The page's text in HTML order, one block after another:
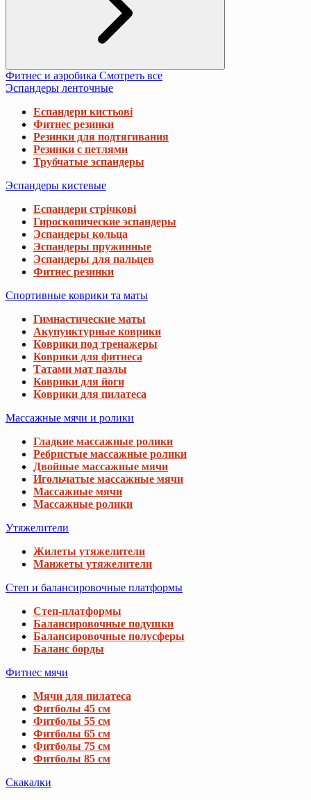
Фитнес и аэробика Смотреть все
Эспандеры ленточные
Еспандери кистьові
Фитнес резинки
Резинки для подтягивания
Резинки с петлями
Трубчатые эспандеры
Эспандеры кистевые
Еспандери стрічкові
Гироскопические эспандеры
Эспандеры кольца
Эспандеры пружинные
Эспандеры для пальцев
Фитнес резинки
Спортивные коврики та маты
Гимнастические маты
Акупунктурные коврики
Коврики под тренажеры
Коврики для фитнеса
Татами мат пазлы
Коврики для йоги
Коврики для пилатеса
Массажные мячи и ролики
Гладкие массажные ролики
Ребристые массажные ролики
Двойные массажные мячи
Игольчатые массажные мячи
Массажные мячи
Массажные ролики
Утяжелители
Жилеты утяжелители
Манжеты утяжелители
Степ и балансировочные платформы
Степ-платформы
Балансировочные подушки
Балансировочные полусферы
Баланс борды
Фитнес мячи
Мячи для пилатеса
Фитболы 45 см
Фитболы 55 см
Фитболы 65 см
Фитболы 75 см
Фитболы 85 см
Скакалки